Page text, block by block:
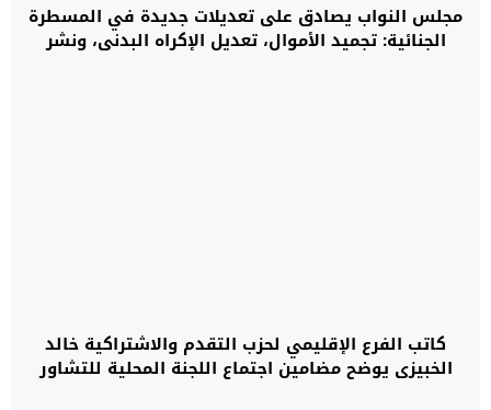
مجلس النواب يصادق على تعديلات جديدة في المسطرة
الجنائية: تجميد الأموال، تعديل الإكراه البدني، ونشر
كاتب الفرع الإقليمي لحزب التقدم والاشتراكية خالد
الخبيزي يوضح مضامين اجتماع اللجنة المحلية للتشاور